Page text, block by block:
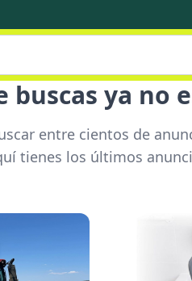
buscas ya no
entre cientos de
tienes los últimos